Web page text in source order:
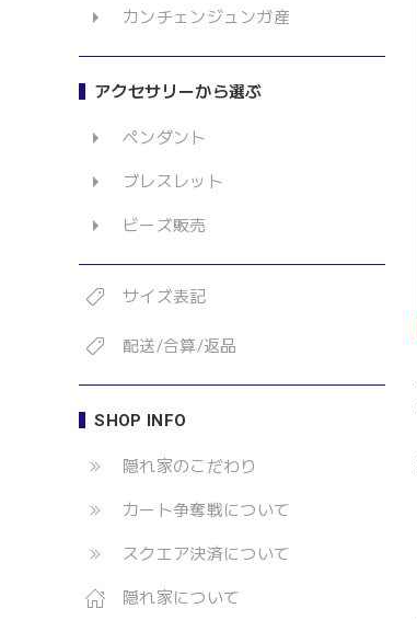
カンチェンジュンガ産
アクセサリーから選ぶ
ペンダント
ブレスレット
ビーズ販売
サイズ表記
配送/合算/返品
SHOP INFO
隠れ家のこだわり
カート争奪戦について
スクエア決済について
隠れ家について